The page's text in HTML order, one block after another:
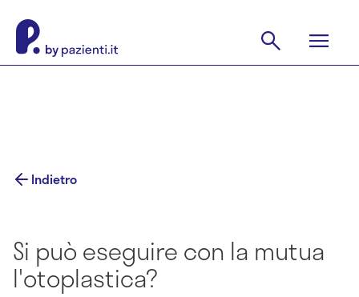
Indietro
Si può eseguire con la mutua
l'otoplastica?